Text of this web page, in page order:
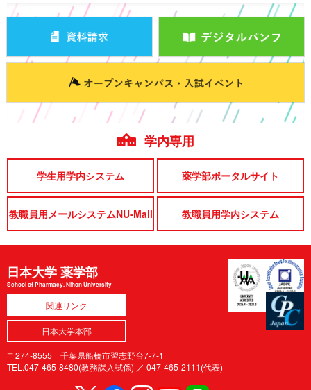
学内専用
学生用学内システム 薬学部ポータルサイト
教職員用メールシステムNU-Mail 教職員用学内システム
日本大学 薬学部
School of Pharmacy, Nihon University
関連リンク
日本大学本部
〒274-8555 千葉県船橋市習志野台7-7-1
TEL.047-465-8480(教務課入試係) ／ 047-465-2111(代表)